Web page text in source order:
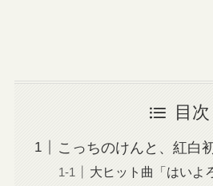
目次
こっちのけんと、紅白
大ヒット曲「はいよ